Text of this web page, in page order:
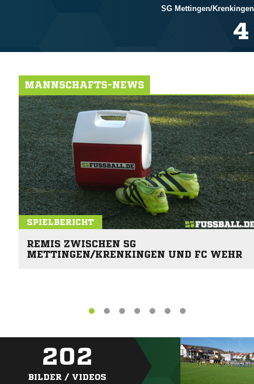
SG Mettingen/​Krenkingen

MANNSCHAFTS-NEWS
SPIELBERICHT
REMIS ZWISCHEN SG
METTINGEN/KRENKINGEN UND FC WEHR
202
BILDER / VIDEOS